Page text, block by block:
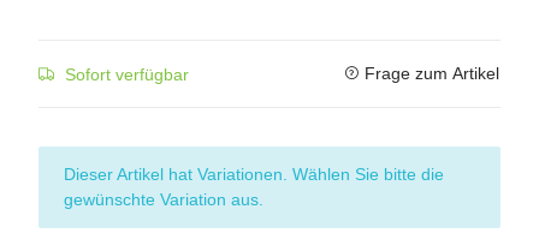
Sofort verfügbar Frage zum Artikel
x
Dieser Artikel hat Variationen. Wählen Sie bitte die
gewünschte Variation aus.